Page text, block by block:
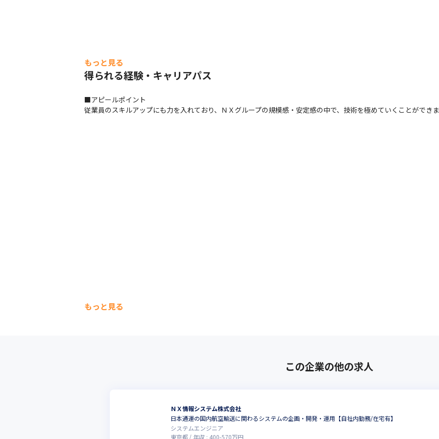
もっと見る
得られる経験・キャリアパス
■アピールポイント
従業員のスキルアップにも力を入れており、ＮＸグループの規模感・安定感の中で、技術を極めていくことができ
もっと見る
この企業の他の求人
ＮＸ情報システム株式会社
日本通運の国内航空輸送に関わるシステムの企画・開発・運用【自社内勤務/在宅有】
システムエンジニア
東京都
年収 : 400-570万円